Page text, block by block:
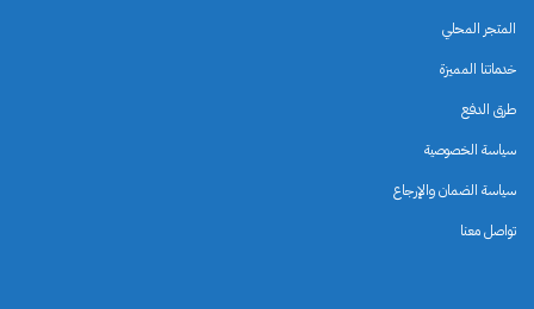
المتجر المحلي
خدماتنا المميزة
طرق الدفع
سياسة الخصوصية
سياسة الضمان والإرجاع
تواصل معنا